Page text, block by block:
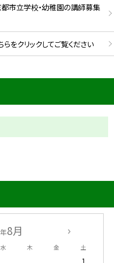
市立学校・幼稚園の講師募集
をクリックしてご覧ください
8月
水 木 金 土
1